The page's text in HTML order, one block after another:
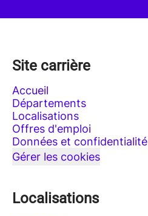
Site carrière
Accueil
Départements
Localisations
Offres d'emploi
Données et confidentialité
Gérer les cookies
Localisations